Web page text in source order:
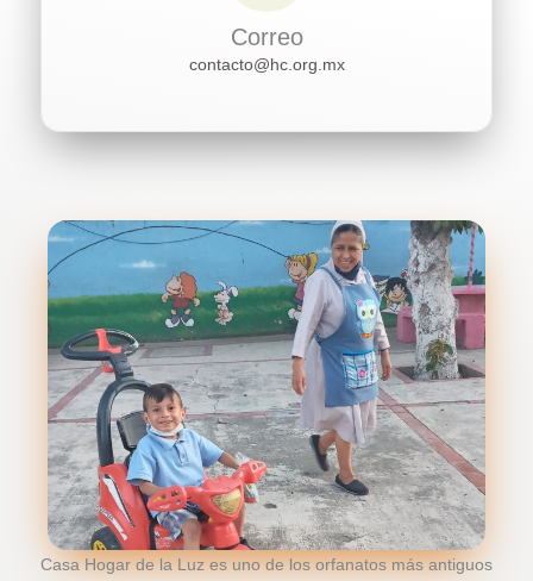
Correo
contacto@hc.org.mx
Casa Hogar de la Luz es uno de los orfanatos más antiguos